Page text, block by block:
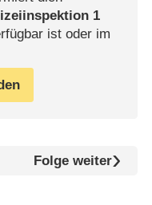
1
ist oder im
Folge weiter